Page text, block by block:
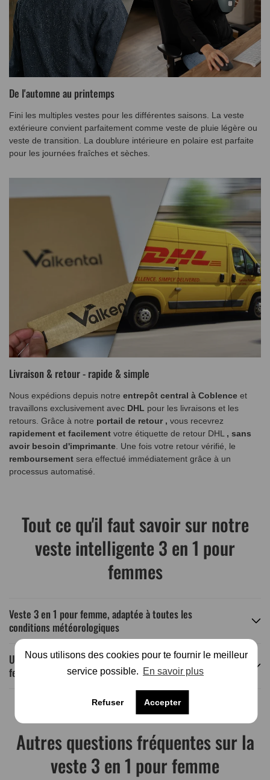
De l'automne au printemps
Fini les multiples vestes pour les différentes saisons. La veste
extérieure convient parfaitement comme veste de pluie légère ou
veste de transition. La doublure intérieure en polaire est parfaite
pour les journées fraîches et sèches.
Livraison & retour - rapide & simple
Nous expédions depuis notre entrepôt central à Coblence et
travaillons exclusivement avec DHL pour les livraisons et les
retours. Grâce à notre portail de retour , vous recevrez
rapidement et facilement votre étiquette de retour DHL , sans
avoir besoin d'imprimante . Une fois votre retour vérifié, le
remboursement sera effectué immédiatement grâce à un
processus automatisé.
Tout ce qu'il faut savoir sur notre
veste intelligente 3 en 1 pour
femmes
Veste 3 en 1 pour femme, adaptée à toutes les
conditions météorologiques
Un confort optimal grâce à notre veste 3 en 1 pour
femmes
Autres questions fréquentes sur la
veste 3 en 1 pour femme
Nous utilisons des cookies pour te fournir le meilleur
service possible. En savoir plus
Refuser Accepter